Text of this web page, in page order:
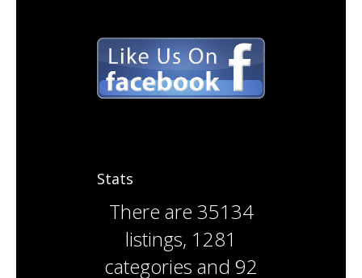
Stats
There are 35134
listings, 1281
categories and 92